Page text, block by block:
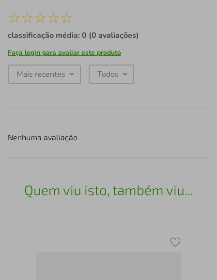
☆☆☆☆☆
classificação média: 0 (0 avaliações)
Faça login para avaliar este produto
Mais recentes Todos
Nenhuma avaliação
Quem viu isto, também viu...